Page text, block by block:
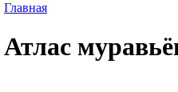
Главная
Атлас